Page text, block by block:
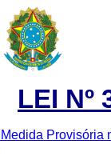
LEI Nº
Provisória